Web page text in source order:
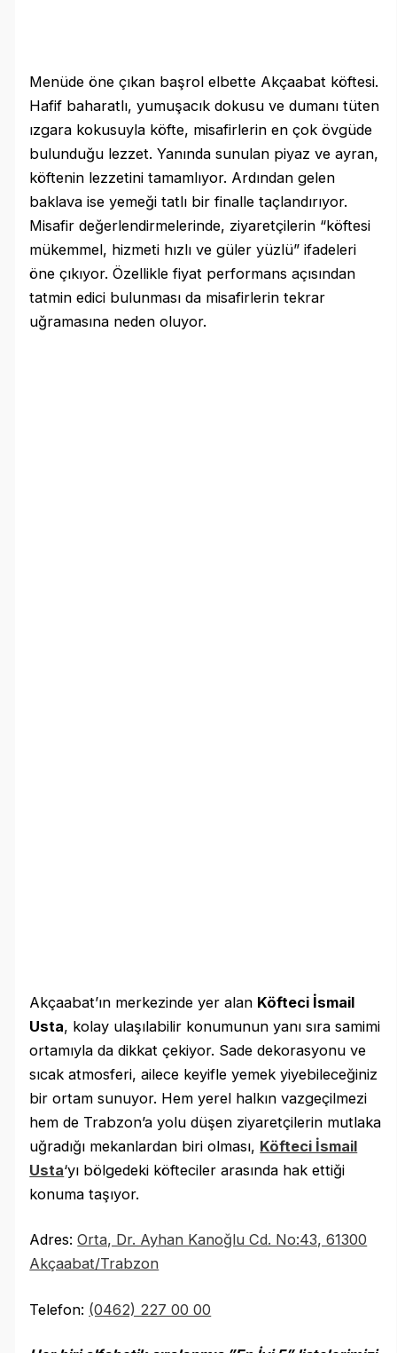
Menüde öne çıkan başrol elbette Akçaabat köftesi.
Hafif baharatlı, yumuşacık dokusu ve dumanı tüten
ızgara kokusuyla köfte, misafirlerin en çok övgüde
bulunduğu lezzet. Yanında sunulan piyaz ve ayran,
köftenin lezzetini tamamlıyor. Ardından gelen
baklava ise yemeği tatlı bir finalle taçlandırıyor.
Misafir değerlendirmelerinde, ziyaretçilerin “köftesi
mükemmel, hizmeti hızlı ve güler yüzlü” ifadeleri
öne çıkıyor. Özellikle fiyat performans açısından
tatmin edici bulunması da misafirlerin tekrar
uğramasına neden oluyor.
Akçaabat’ın merkezinde yer alan Köfteci İsmail
Usta, kolay ulaşılabilir konumunun yanı sıra samimi
ortamıyla da dikkat çekiyor. Sade dekorasyonu ve
sıcak atmosferi, ailece keyifle yemek yiyebileceğiniz
bir ortam sunuyor. Hem yerel halkın vazgeçilmezi
hem de Trabzon’a yolu düşen ziyaretçilerin mutlaka
uğradığı mekanlardan biri olması, Köfteci İsmail
Usta‘yı bölgedeki köfteciler arasında hak ettiği
konuma taşıyor.
Adres:Orta, Dr. Ayhan Kanoğlu Cd. No:43, 61300
Akçaabat/Trabzon
Telefon: (0462) 227 00 00